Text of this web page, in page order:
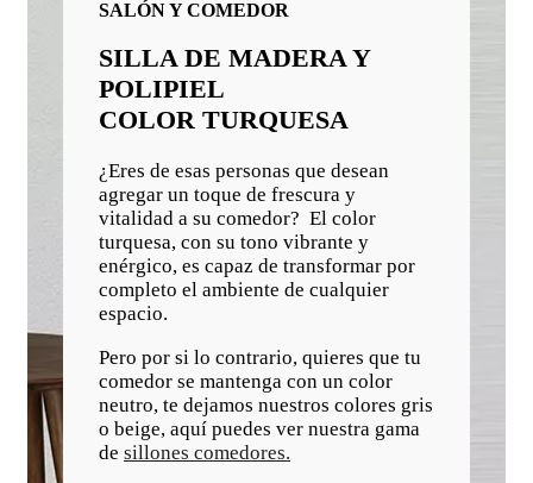
SALÓN Y COMEDOR
SILLA DE MADERA Y
POLIPIEL
COLOR TURQUESA
¿Eres de esas personas que desean
agregar un toque de frescura y
vitalidad a su comedor? El color
turquesa, con su tono vibrante y
enérgico, es capaz de transformar por
completo el ambiente de cualquier
espacio.
Pero por si lo contrario, quieres que tu
comedor se mantenga con un color
neutro, te dejamos nuestros colores gris
o beige, aquí puedes ver nuestra gama
de sillones comedores.